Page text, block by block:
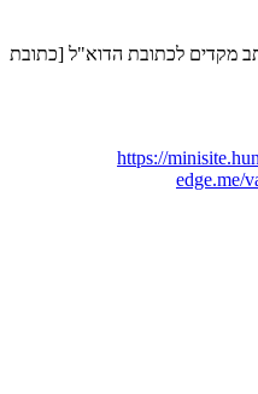
מקדים לכתובת הדוא"ל [כתובת
https://
edge.me/